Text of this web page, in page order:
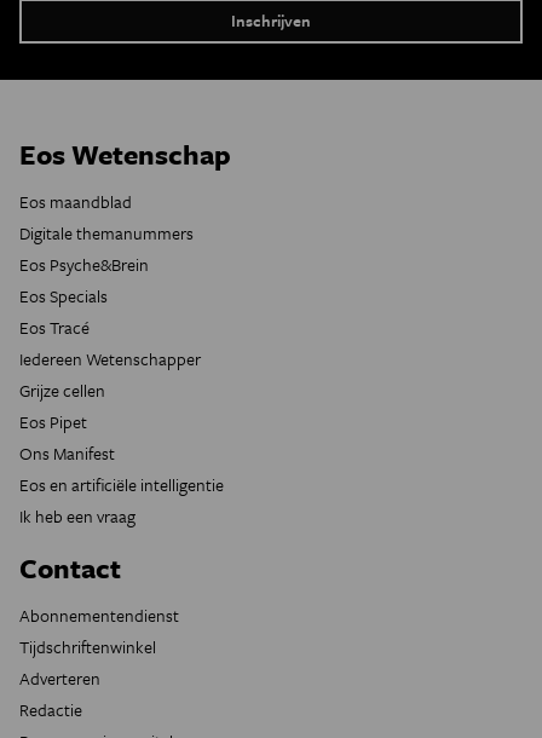
Eos Wetenschap
Eos maandblad
Digitale themanummers
Eos Psyche&Brein
Eos Specials
Eos Tracé
Iedereen Wetenschapper
Grijze cellen
Eos Pipet
Ons Manifest
Eos en artificiële intelligentie
Ik heb een vraag
Contact
Abonnementendienst
Tijdschriftenwinkel
Adverteren
Redactie